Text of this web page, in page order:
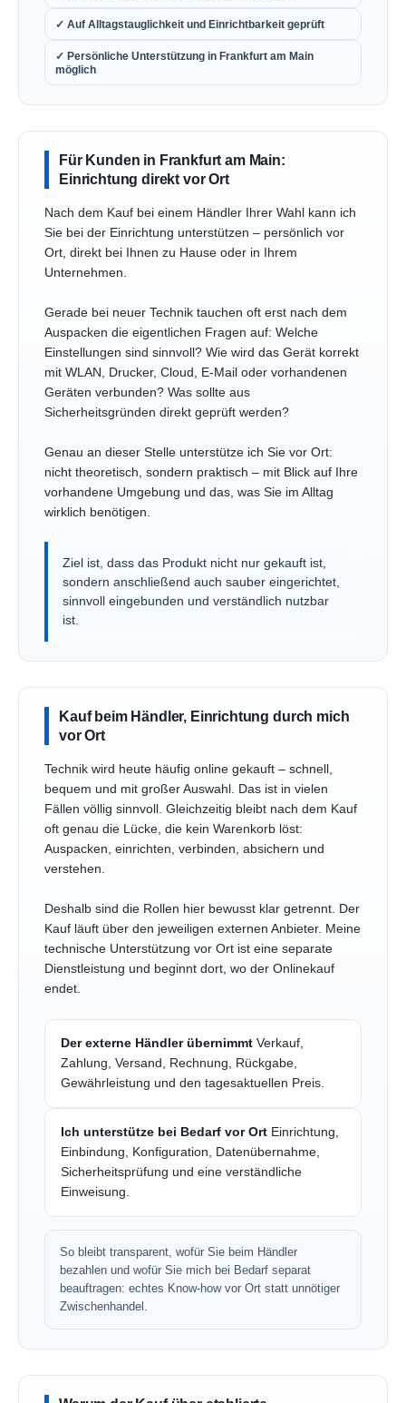
✓ Auf Alltagstauglichkeit und Einrichtbarkeit geprüft
✓ Persönliche Unterstützung in Frankfurt am Main
möglich
Für Kunden in Frankfurt am Main:
Einrichtung direkt vor Ort
Nach dem Kauf bei einem Händler Ihrer Wahl kann ich
Sie bei der Einrichtung unterstützen – persönlich vor
Ort, direkt bei Ihnen zu Hause oder in Ihrem
Unternehmen.
Gerade bei neuer Technik tauchen oft erst nach dem
Auspacken die eigentlichen Fragen auf: Welche
Einstellungen sind sinnvoll? Wie wird das Gerät korrekt
mit WLAN, Drucker, Cloud, E-Mail oder vorhandenen
Geräten verbunden? Was sollte aus
Sicherheitsgründen direkt geprüft werden?
Genau an dieser Stelle unterstütze ich Sie vor Ort:
nicht theoretisch, sondern praktisch – mit Blick auf Ihre
vorhandene Umgebung und das, was Sie im Alltag
wirklich benötigen.
Ziel ist, dass das Produkt nicht nur gekauft ist,
sondern anschließend auch sauber eingerichtet,
sinnvoll eingebunden und verständlich nutzbar
ist.
Kauf beim Händler, Einrichtung durch mich
vor Ort
Technik wird heute häufig online gekauft – schnell,
bequem und mit großer Auswahl. Das ist in vielen
Fällen völlig sinnvoll. Gleichzeitig bleibt nach dem Kauf
oft genau die Lücke, die kein Warenkorb löst:
Auspacken, einrichten, verbinden, absichern und
verstehen.
Deshalb sind die Rollen hier bewusst klar getrennt. Der
Kauf läuft über den jeweiligen externen Anbieter. Meine
technische Unterstützung vor Ort ist eine separate
Dienstleistung und beginnt dort, wo der Onlinekauf
endet.
Der externe Händler übernimmt Verkauf,
Zahlung, Versand, Rechnung, Rückgabe,
Gewährleistung und den tagesaktuellen Preis.
Ich unterstütze bei Bedarf vor Ort Einrichtung,
Einbindung, Konfiguration, Datenübernahme,
Sicherheitsprüfung und eine verständliche
Einweisung.
So bleibt transparent, wofür Sie beim Händler
bezahlen und wofür Sie mich bei Bedarf separat
beauftragen: echtes Know-how vor Ort statt unnötiger
Zwischenhandel.